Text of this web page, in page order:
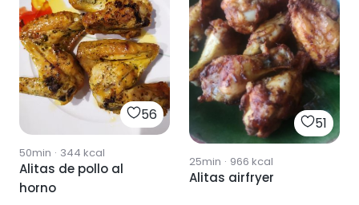
56
50min · 344 kcal
Alitas de pollo al
horno
51
25min · 966 kcal
Alitas airfryer